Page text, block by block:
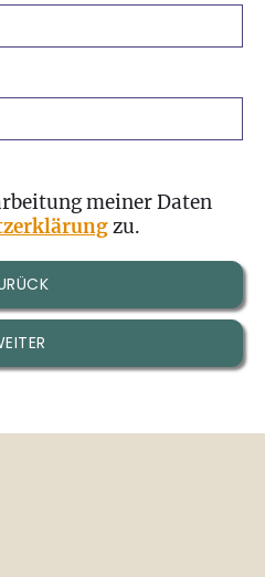
meiner Daten
zu.